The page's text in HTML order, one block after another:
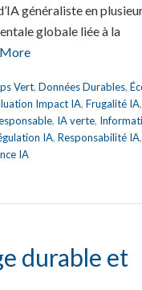
généraliste en
globale liée à la
Vert, Données Durables,
Impact IA, Frugalité IA,
, IA verte,
IA, Responsabilité IA,
IA
durable et